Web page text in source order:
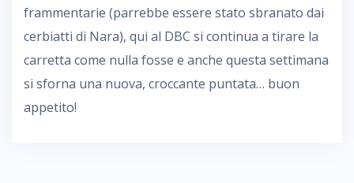
frammentarie (parrebbe essere stato sbranato dai
cerbiatti di Nara), qui al DBC si continua a tirare la
carretta come nulla fosse e anche questa settimana
si sforna una nuova, croccante puntata… buon
appetito!